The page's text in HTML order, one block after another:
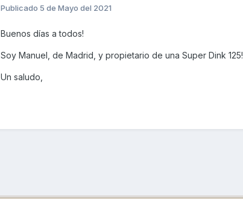
Publicado 5 de Mayo del 2021
Buenos días a todos!
Soy Manuel, de Madrid, y propietario de una Super Dink 125!
Un saludo,